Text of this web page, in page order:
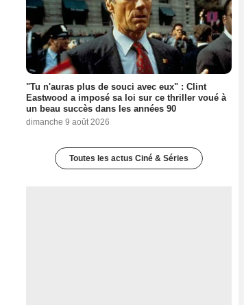
"Tu n'auras plus de souci avec eux" : Clint
Eastwood a imposé sa loi sur ce thriller voué à
un beau succès dans les années 90
dimanche 9 août 2026
Toutes les actus Ciné & Séries